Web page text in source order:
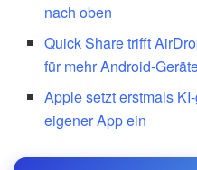
nach oben
Quick Share trifft
für mehr Android-
Apple setzt erstmals
eigener App ein